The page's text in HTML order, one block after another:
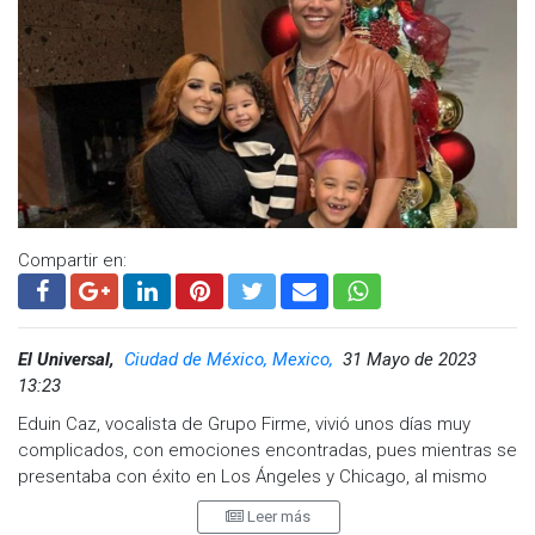
Compartir en:
El Universal, Ciudad de México, Mexico, 31 Mayo de 2023
13:23
Eduin Caz, vocalista de Grupo Firme, vivió unos días muy
complicados, con emociones encontradas, pues mientras se
presentaba con éxito en Los Ángeles y Chicago, al mismo
tiempo sufía la muerte de su abuela, así que se esforzó por
ofrecer buenos shows en Estados Unidos a pesar del dolor y
Leer más